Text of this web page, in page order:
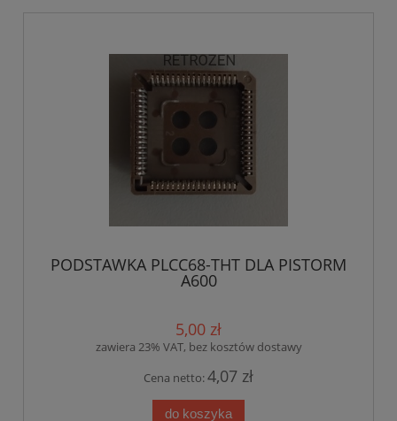
PODSTAWKA PLCC68-THT DLA PISTORM
A600
5,00 zł
zawiera 23% VAT, bez kosztów dostawy
Cena netto:4,07 zł
do koszyka